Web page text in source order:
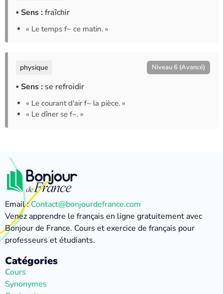
▪ Sens : fraîchir
« Le temps f~ ce matin. »
physique Niveau 6 (Avancé)
▪ Sens : se refroidir
« Le courant d'air f~ la pièce. »
« Le dîner se f~. »
Email :Contact@bonjourdefrance.com
Venez apprendre le français en ligne gratuitement avec
Bonjour de France. Cours et exercice de français pour
professeurs et étudiants.
Catégories
Cours
Synonymes